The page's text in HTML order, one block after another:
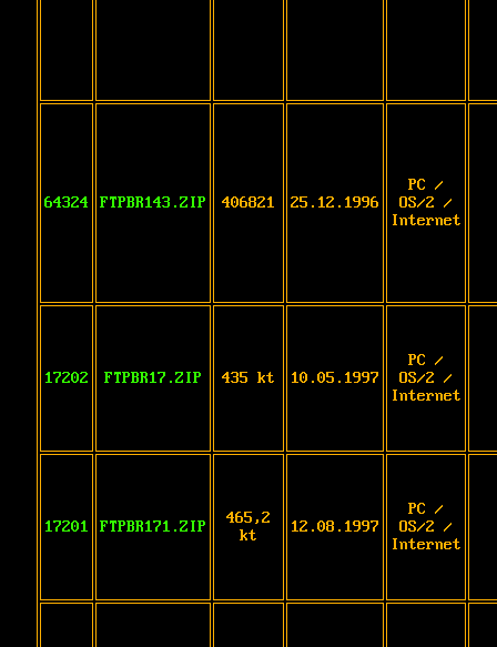
64324 FTPBR143.ZIP 406821 25.12.1996
PC /
OS/2 /
Internet
17202 FTPBR17.ZIP 435 kt 10.05.1997
PC /
OS/2 /
Internet
17201 FTPBR171.ZIP
465,2
kt
12.08.1997
PC /
OS/2 /
Internet